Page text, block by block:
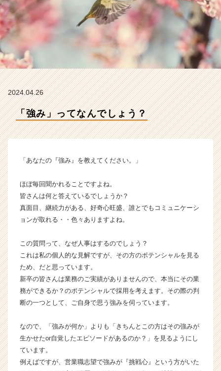
イ
ム
ャ
企
ら
ス
カ
ウ
が
く
就
活
サ
イ
キ
リ
2024.04.26
「強み」ってなんでしょう？
「あなたの『強み』を教えてください。」
ほぼ毎回聞かれることですよね。
皆さんは何と答えているでしょうか？
真面目、継続力がある、好奇心旺盛、誰とでもコミュニケーシ
ョンが取れる・・色々ありますよね。
この質問って、なぜ人事はするのでしょう？
これは私の個人的な見解ですが、その方のポテンシャルを見る
ため、だと思っています。
新卒の皆さんは業務のご実績がありませんので、本当にその業
務ができるか？のポテンシャルで採用を考えます。その際の判
断の一つとして、ご自身で思う強みを伺っています。
なので、「強みが何か」よりも「きちんとこの方はその強みが
生かせたor自覚したエピソードがあるのか？」を見るようにし
ています。
例えばですが、営業職志望で強みが『挑戦心』という方がいた